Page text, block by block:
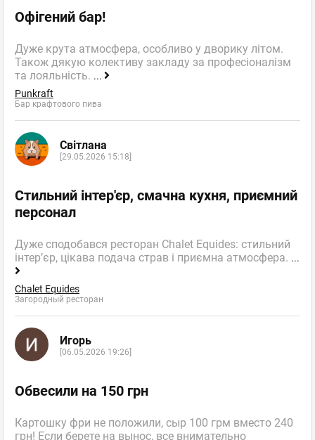
Офігений бар!
Дуже крута атмосфера, особливо у дворику літом.
Також дякую колективу закладу за професіоналізм
та лояльність. ...
Punkraft
Бар крафтового пива
Світлана
[29.05.2026 15:18]
Стильний інтер'єр, смачна кухня, приємний
персонал
Дуже сподобався ресторан Chalet Equides: стильний
інтер’єр, цікава подача страв і приємна атмосфера. ...
Chalet Equides
Загородный ресторан
Игорь
[06.05.2026 19:26]
Обвесили на 150 грн
Картошку фри не положили, сыр 100 грм вместо 240
грн! Если берете на вынос, все внимательно